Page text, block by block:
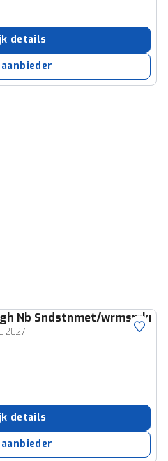
details
Nb Sndstnmet/
2027
details